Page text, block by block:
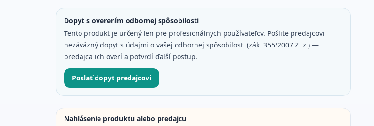
Dopyt s overením odbornej spôsobilosti
Tento produkt je určený len pre profesionálnych používateľov. Pošlite predajcovi
nezáväzný dopyt s údajmi o vašej odbornej spôsobilosti (zák. 355/2007 Z. z.) —
predajca ich overí a potvrdí ďalší postup.
Poslať dopyt predajcovi
Nahlásenie produktu alebo predajcu